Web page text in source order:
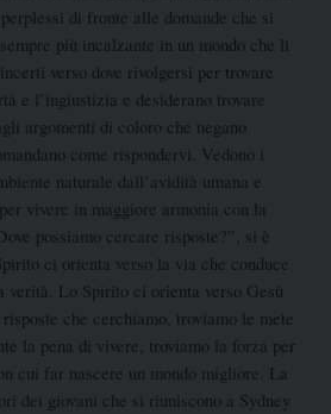
di fronte alle domande che si
più incalzante in un mondo che li
verso dove rivolgersi per trovare
e l’ingiustizia e desiderano trovare
argomenti di coloro che negano
come rispondervi. Vedono i
naturale dall’avidità umana e
vivere in maggiore armonia con la
possiamo cercare risposte?”, si è
ci orienta verso la via che conduce
verità. Lo Spirito ci orienta verso Gesù
che cerchiamo, troviamo le mete
la pena di vivere, troviamo la forza per
cui far nascere un mondo migliore. La
dei giovani che si riuniscono a Sydney